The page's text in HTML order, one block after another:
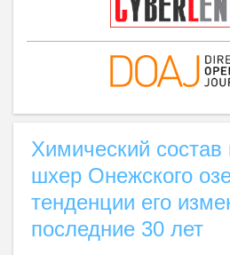
Химический
шхер Онежского
тенденции его
последние 30 лет